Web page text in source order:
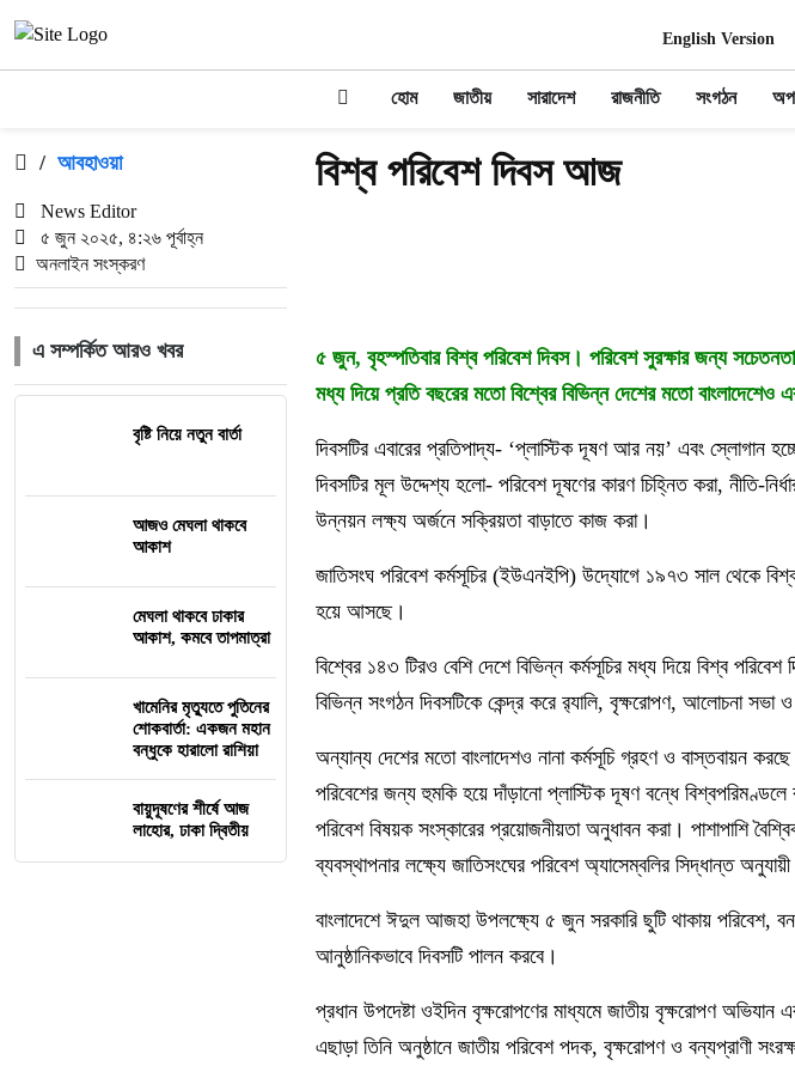
English Version
হোম জাতীয় সারাদেশ রাজনীতি সংগঠন
/ আবহাওয়া
News Editor
৫ জুন ২০২৫, ৪:২৬ পূর্বাহ্ন
অনলাইন সংস্করণ
এ সম্পর্কিত আরও খবর
বৃষ্টি নিয়ে নতুন বার্তা
আজও মেঘলা থাকবে
আকাশ
মেঘলা থাকবে ঢাকার
আকাশ, কমবে তাপমাত্রা
খামেনির মৃত্যুতে পুতিনের
শোকবার্তা: একজন মহান
বন্ধুকে হারালো রাশিয়া
বায়ুদূষণের শীর্ষে আজ
লাহোর, ঢাকা দ্বিতীয়
বিশ্ব পরিবেশ দিবস আজ
৫ জুন, বৃহস্পতিবার বিশ্ব পরিবেশ দিবস। পরিবেশ সুরক্ষার জন্য
মধ্য দিয়ে প্রতি বছরের মতো বিশ্বের বিভিন্ন দেশের মতো বাংলাদেশেও
দিবসটির এবারের প্রতিপাদ্য- ‘প্লাস্টিক দূষণ আর নয়’ এবং স্লোগান
দিবসটির মূল উদ্দেশ্য হলো- পরিবেশ দূষণের কারণ চিহ্নিত করা, নীতি-
উন্নয়ন লক্ষ্য অর্জনে সক্রিয়তা বাড়াতে কাজ করা।
জাতিসংঘ পরিবেশ কর্মসূচির (ইউএনইপি) উদ্যোগে ১৯৭৩ সাল থেকে
হয়ে আসছে।
বিশ্বের ১৪৩ টিরও বেশি দেশে বিভিন্ন কর্মসূচির মধ্য দিয়ে বিশ্ব
বিভিন্ন সংগঠন দিবসটিকে কেন্দ্র করে র‍্যালি, বৃক্ষরোপণ, আলোচনা সভা
অন্যান্য দেশের মতো বাংলাদেশও নানা কর্মসূচি গ্রহণ ও বাস্তবায়ন
পরিবেশের জন্য হুমকি হয়ে দাঁড়ানো প্লাস্টিক দূষণ বন্ধে বিশ্বপরিমণ্ডলে
পরিবেশ বিষয়ক সংস্কারের প্রয়োজনীয়তা অনুধাবন করা। পাশাপাশি
ব্যবস্থাপনার লক্ষ্যে জাতিসংঘের পরিবেশ অ্যাসেম্বলির সিদ্ধান্ত
বাংলাদেশে ঈদুল আজহা উপলক্ষ্যে ৫ জুন সরকারি ছুটি থাকায় পরিবেশ,
আনুষ্ঠানিকভাবে দিবসটি পালন করবে।
প্রধান উপদেষ্টা ওইদিন বৃক্ষরোপণের মাধ্যমে জাতীয় বৃক্ষরোপণ অভিযান
এছাড়া তিনি অনুষ্ঠানে জাতীয় পরিবেশ পদক, বৃক্ষরোপণ ও বন্যপ্রাণী